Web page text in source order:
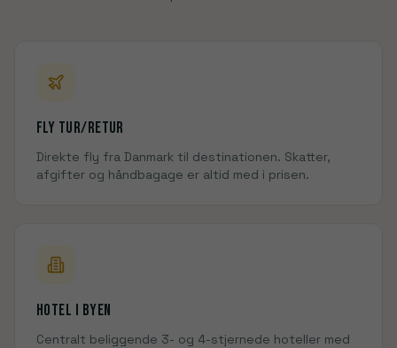
Fly tur/retur
Direkte fly fra Danmark til destinationen. Skatter,
afgifter og håndbagage er altid med i prisen.
Hotel i byen
Centralt beliggende 3- og 4-stjernede hoteller med